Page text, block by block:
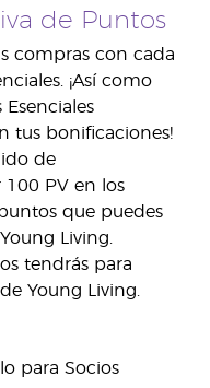
de Puntos
compras con cada
¡Así como
tus bonificaciones!
de
100 PV en los
que puedes
Living.
tendrás para
Young Living.
para Socios